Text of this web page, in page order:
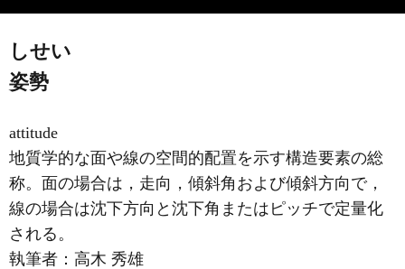
しせい
姿勢
attitude
地質学的な面や線の空間的配置を示す構造要素の総
称。面の場合は，走向，傾斜角および傾斜方向で，
線の場合は沈下方向と沈下角またはピッチで定量化
される。
執筆者： 高木 秀雄